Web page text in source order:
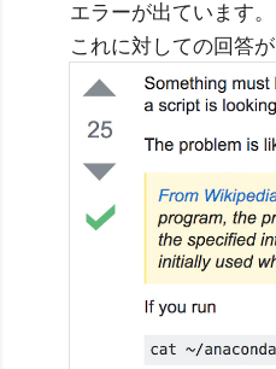
エラーが出ています。
これに対しての回答が